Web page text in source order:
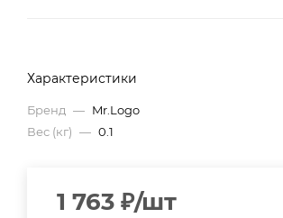
Характеристики
Бренд — Mr.Logo
Вес (кг) — 0.1
1 763 ₽/шт